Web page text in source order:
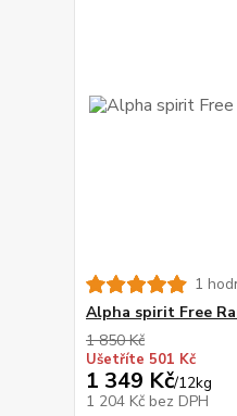
1
Alpha spirit Free
1 850 Kč
Ušetříte 501 Kč
1 349 Kč/12kg
1 204 Kč bez DPH